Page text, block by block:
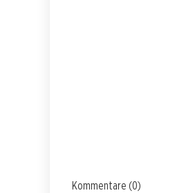
Kommentare (0)